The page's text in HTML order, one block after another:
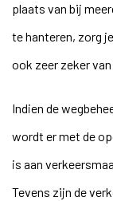
plaats van bij
te hanteren, zorg
ook zeer zeker
Indien de
wordt er met de
is aan
Tevens zijn de